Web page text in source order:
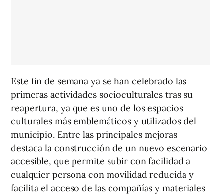
Este fin de semana ya se han celebrado las
primeras actividades socioculturales tras su
reapertura, ya que es uno de los espacios
culturales más emblemáticos y utilizados del
municipio. Entre las principales mejoras
destaca la construcción de un nuevo escenario
accesible, que permite subir con facilidad a
cualquier persona con movilidad reducida y
facilita el acceso de las compañías y materiales